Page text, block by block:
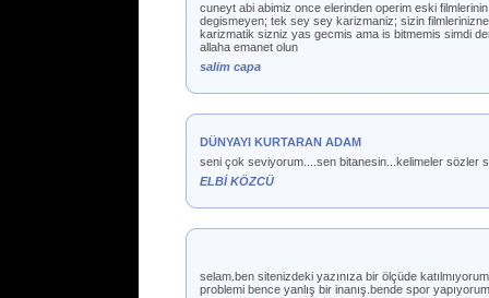
cuneyt abi abimiz once elerinden operim eski
degismeyen; tek sey sey karizmaniz; sizin
karizmatik sizniz yas gecmis ama is bitmemis simdi
allaha emanet olun
salim capa
DÜNYAYI KURTARAN ADAM
seni çok seviyorum....sen bitanesin...kelimeler sözler
ELBİ KÖZCÜ
selam.ben sitenizdeki yazınıza bir ölçüde
problemi bence yanlış bir inanış.bende spor